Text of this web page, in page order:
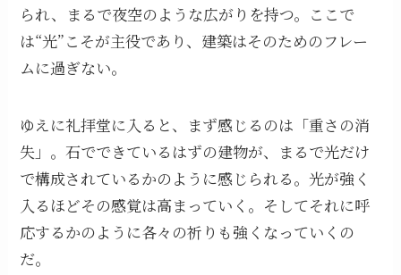
られ、まるで夜空のような広がりを持つ。ここで
は“光”こそが主役であり、建築はそのためのフレー
ムに過ぎない。
ゆえに礼拝堂に入ると、まず感じるのは「重さの消
失」。石でできているはずの建物が、まるで光だけ
で構成されているかのように感じられる。光が強く
入るほどその感覚は高まっていく。そしてそれに呼
応するかのように各々の祈りも強くなっていくの
だ。